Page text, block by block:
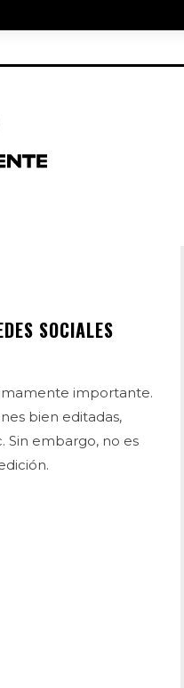
SOCIALES
importante.
bien editadas,
Sin embargo, no es